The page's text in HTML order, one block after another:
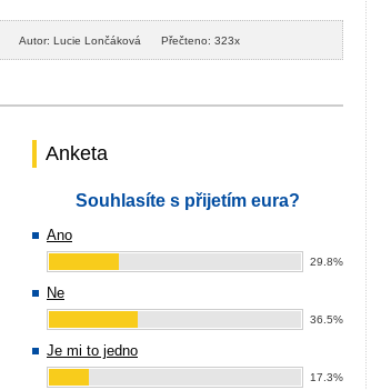
Autor: Lucie Lončáková Přečteno: 323x
Anketa
Souhlasíte s přijetím eura?
Ano
29.8%
Ne
36.5%
Je mi to jedno
17.3%